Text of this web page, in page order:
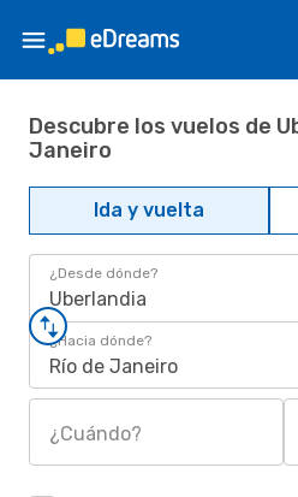
Descubre los vuelos de
Janeiro
Ida y vuelta
¿Desde dónde?
Uberlandia
¿Hacia dónde?
Río de Janeiro
¿Cuándo?